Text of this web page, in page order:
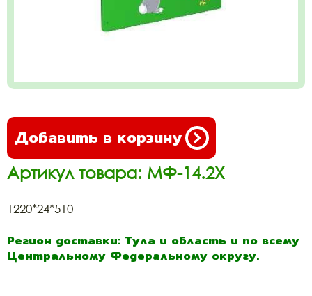
Добавить в корзину
Артикул товара: МФ-14.2Х
1220*24*510
Регион доставки: Тула и область и по всему
Центральному Федеральному округу.